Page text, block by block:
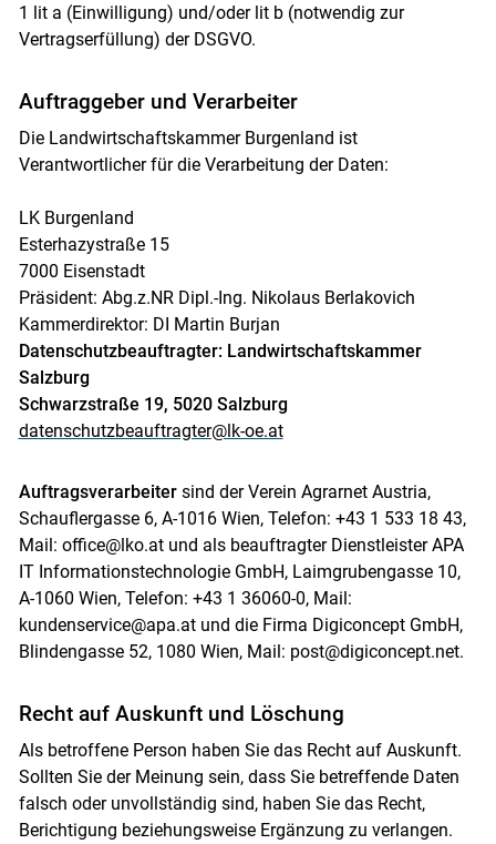
1 lit a (Einwilligung) und/oder lit b (notwendig zur
Vertragserfüllung) der DSGVO.
Auftraggeber und Verarbeiter
Die Landwirtschaftskammer Burgenland ist
Verantwortlicher für die Verarbeitung der Daten:
LK Burgenland
Esterhazystraße 15
7000 Eisenstadt
Präsident: Abg.z.NR Dipl.-Ing. Nikolaus Berlakovich
Kammerdirektor: DI Martin Burjan
Datenschutzbeauftragter: Landwirtschaftskammer
Salzburg
Schwarzstraße 19, 5020 Salzburg
datenschutzbeauftragter@lk-oe.at
Auftragsverarbeiter sind der Verein Agrarnet Austria,
Schauflergasse 6, A-1016 Wien, Telefon: +43 1 533 18 43,
Mail: office@lko.at und als beauftragter Dienstleister APA
IT Informationstechnologie GmbH, Laimgrubengasse 10,
A-1060 Wien, Telefon: +43 1 36060-0, Mail:
kundenservice@apa.at und die Firma Digiconcept GmbH,
Blindengasse 52, 1080 Wien, Mail: post@digiconcept.net.
Recht auf Auskunft und Löschung
Als betroffene Person haben Sie das Recht auf Auskunft.
Sollten Sie der Meinung sein, dass Sie betreffende Daten
falsch oder unvollständig sind, haben Sie das Recht,
Berichtigung beziehungsweise Ergänzung zu verlangen.